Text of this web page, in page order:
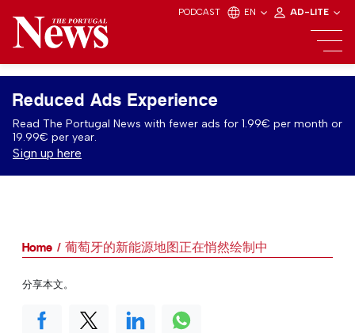
PODCAST EN AD-LITE
Reduced Ads Experience
Read The Portugal News with fewer ads for 1.99€ per month or
19.99€ per year.
Sign up here
Home 葡萄牙的新能源地图正在悄然绘制中
分享本文。